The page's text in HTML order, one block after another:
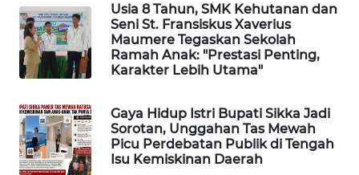
Usia 8 Tahun, SMK Kehutanan dan
Seni St. Fransiskus Xaverius
Maumere Tegaskan Sekolah
Ramah Anak: "Prestasi Penting,
Karakter Lebih Utama"
Gaya Hidup Istri Bupati Sikka Jadi
Sorotan, Unggahan Tas Mewah
Picu Perdebatan Publik di Tengah
Isu Kemiskinan Daerah
HUMBANG
NEWS
NEWS
FISUELRI
ID